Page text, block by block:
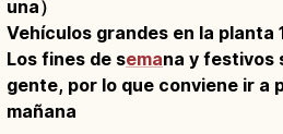
una）
Vehículos grandes en la planta
Los fines de semana y festivos
gente, por lo que conviene ir a
mañana